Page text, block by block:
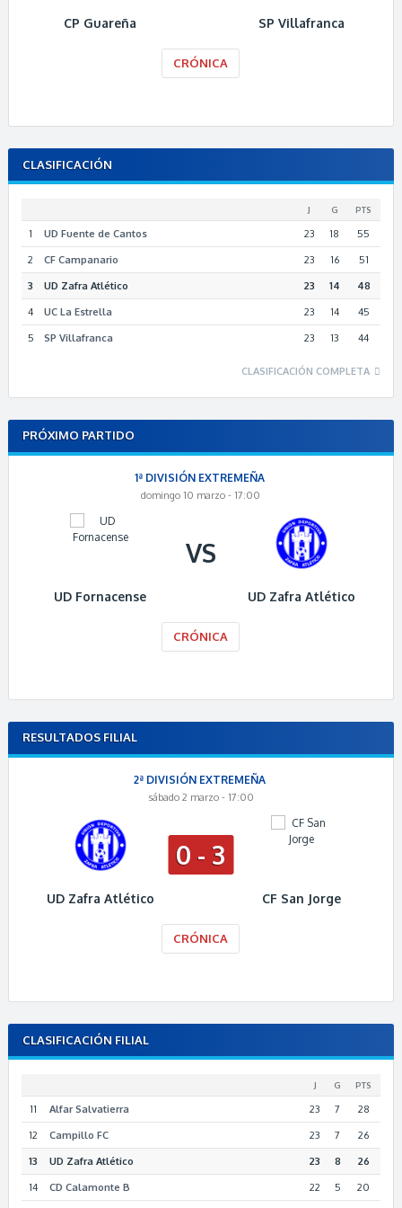
CP Guareña SP Villafranca
CRÓNICA
CLASIFICACIÓN
J G PTS
1 UD Fuente de Cantos 23 18 55
2 CF Campanario 23 16 51
3 UD Zafra Atlético 23 14 48
4 UC La Estrella 23 14 45
5 SP Villafranca 23 13 44
CLASIFICACIÓN COMPLETA
PRÓXIMO PARTIDO
1ª DIVISIÓN EXTREMEÑA
domingo 10 marzo - 17:00
UD Fornacense
VS
UD Zafra Atlético
CRÓNICA
RESULTADOS FILIAL
2ª DIVISIÓN EXTREMEÑA
sábado 2 marzo - 17:00
UD Zafra Atlético
0 - 3
CF San Jorge
CRÓNICA
CLASIFICACIÓN FILIAL
J G PTS
11 Alfar Salvatierra 23 7 28
12 Campillo FC 23 7 26
13 UD Zafra Atlético 23 8 26
14 CD Calamonte B 22 5 20